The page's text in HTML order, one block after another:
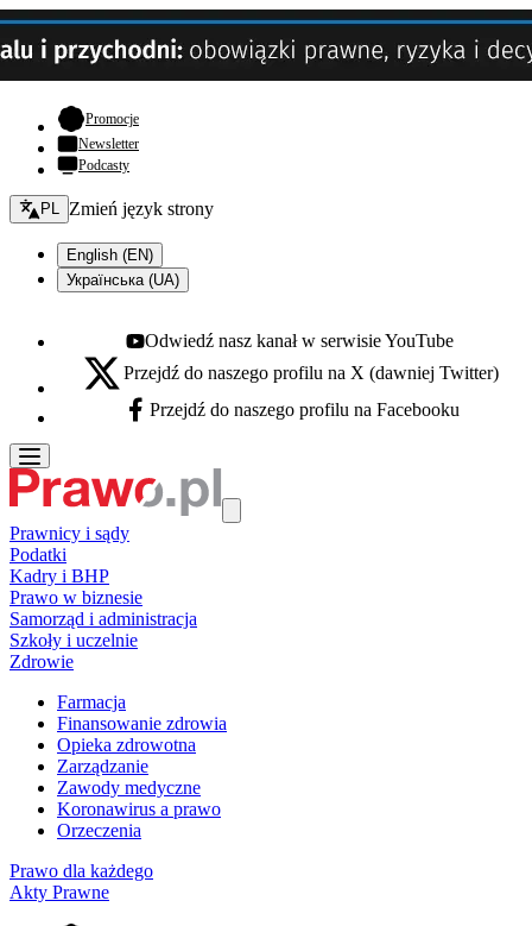
Promocje- otwiera się w nowej karcie
Newsletter
Podcasty
Zmień język - bieżący:
PL Zmień język strony
English (EN)
Українська (UA)
Youtube - otwiera się w nowej karcie
Odwiedź nasz kanał w serwisie YouTube
X - otwiera się w nowej karcie
Przejdź do naszego profilu na X (dawniej Twitter)
Facebook - otwiera się w nowej karcie
Przejdź do naszego profilu na Facebooku
Prawnicy i sądy
Podatki
Kadry i BHP
Prawo w biznesie
Samorząd i administracja
Szkoły i uczelnie
Zdrowie
Farmacja
Finansowanie zdrowia
Opieka zdrowotna
Zarządzanie
Zawody medyczne
Koronawirus a prawo
Orzeczenia
Prawo dla każdego
Akty Prawne